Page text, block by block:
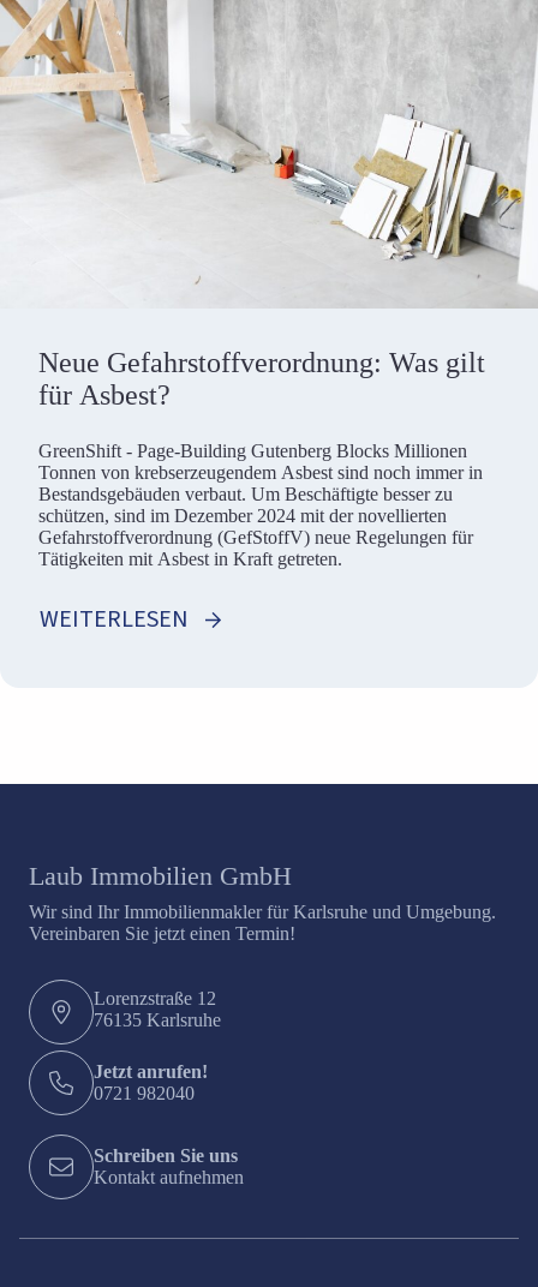
Neue Gefahrstoffverordnung: Was gilt
für Asbest?
GreenShift - Page-Building Gutenberg Blocks Millionen
Tonnen von krebserzeugendem Asbest sind noch immer in
Bestandsgebäuden verbaut. Um Beschäftigte besser zu
schützen, sind im Dezember 2024 mit der novellierten
Gefahrstoffverordnung (GefStoffV) neue Regelungen für
Tätigkeiten mit Asbest in Kraft getreten.
WEITERLESEN
Laub Immobilien GmbH
Wir sind Ihr Immobilienmakler für Karlsruhe und Umgebung.
Vereinbaren Sie jetzt einen Termin!
Lorenzstraße 12
76135 Karlsruhe
Jetzt anrufen!
0721 982040
Schreiben Sie uns
Kontakt aufnehmen